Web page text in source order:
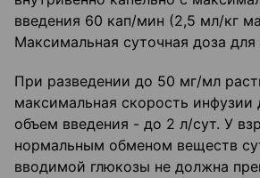
введения 60 кап/мин (2,5 мл/кг
Максимальная суточная доза для
При разведении до 50 мг/мл
максимальная скорость инфузии
объем введения - до 2 л/сут. У
нормальным обменом веществ
вводимой глюкозы не должна